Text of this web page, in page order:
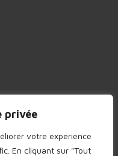
privée
votre expérience
En cliquant sur "Tout